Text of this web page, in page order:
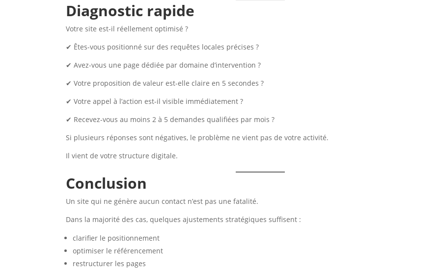
Diagnostic rapide
Votre site est-il réellement optimisé ?
✔ Êtes-vous positionné sur des requêtes locales précises ?
✔ Avez-vous une page dédiée par domaine d’intervention ?
✔ Votre proposition de valeur est-elle claire en 5 secondes ?
✔ Votre appel à l’action est-il visible immédiatement ?
✔ Recevez-vous au moins 2 à 5 demandes qualifiées par mois ?
Si plusieurs réponses sont négatives, le problème ne vient pas de votre activité.
Il vient de votre structure digitale.
Conclusion
Un site qui ne génère aucun contact n’est pas une fatalité.
Dans la majorité des cas, quelques ajustements stratégiques suffisent :
clarifier le positionnement
optimiser le référencement
restructurer les pages